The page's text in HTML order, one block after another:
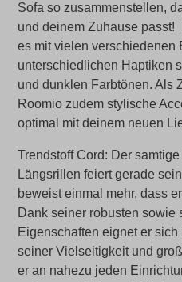
Sofa so zusammenstellen,
und deinem Zuhause passt!
es mit vielen verschiedenen
unterschiedlichen Haptiken
und dunklen Farbtönen. Als
Roomio zudem stylische
optimal mit deinem neuen
Trendstoff Cord: Der
Längsrillen feiert gerade
beweist einmal mehr, dass
Dank seiner robusten sowie
Eigenschaften eignet er
seiner Vielseitigkeit und
er an nahezu jeden